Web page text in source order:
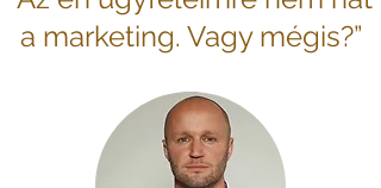
a marketing. Vagy mégis?”